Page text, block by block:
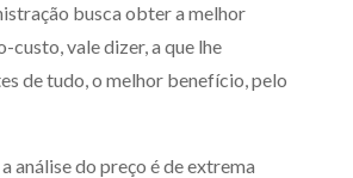
Capacitação
Zênite Online
busca obter a melhor
custo, vale dizer, a que lhe
de tudo, o melhor benefício, pelo
análise do preço é de extrema